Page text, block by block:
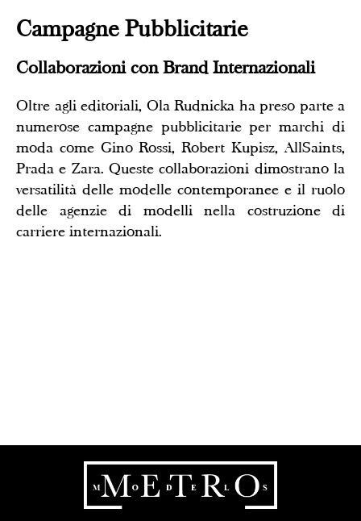
Campagne Pubblicitarie
Collaborazioni con Brand Internazionali
Oltre agli editoriali, Ola Rudnicka ha preso parte a
numerose campagne pubblicitarie per marchi di
moda come Gino Rossi, Robert Kupisz, AllSaints,
Prada e Zara. Queste collaborazioni dimostrano la
versatilità delle modelle contemporanee e il ruolo
delle agenzie di modelli nella costruzione di
carriere internazionali.